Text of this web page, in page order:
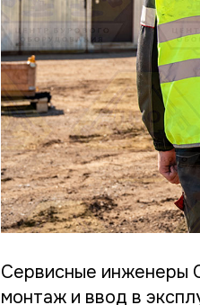
Сервисные инженеры
монтаж и ввод в